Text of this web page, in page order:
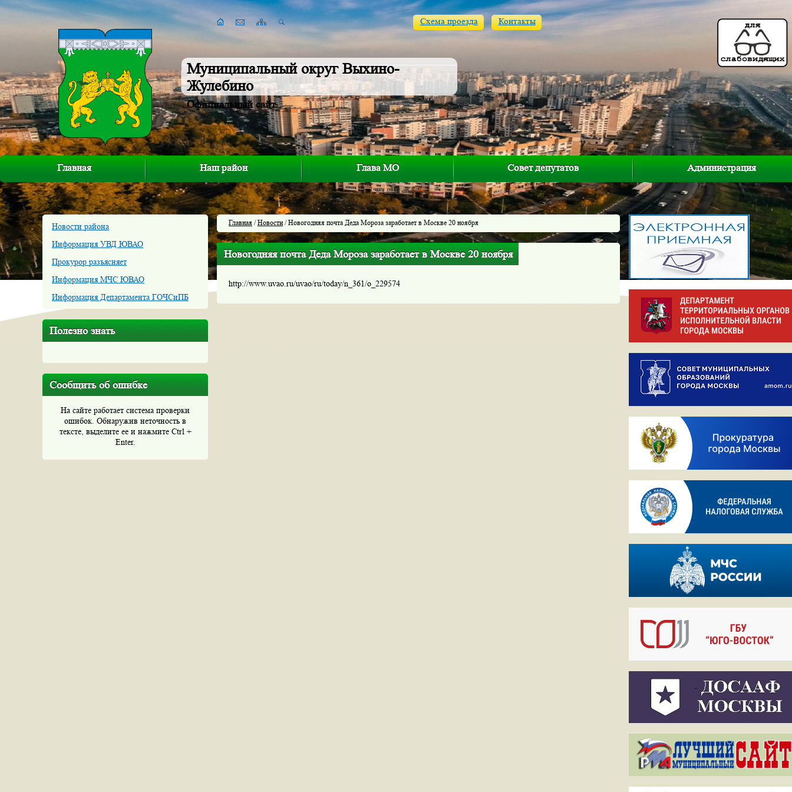
Муниципальный округ Выхино-
Жулебино
Официальный сайт
Схема проезда Контакты
Главная Наш район Глава МО Совет депутатов Администрация
Новости района
Информация УВД ЮВАО
Прокурор разъясняет
Информация МЧС ЮВАО
Информация Департамента ГОЧСиПБ
Полезно знать
Сообщить об ошибке
На сайте работает система проверки
ошибок. Обнаружив неточность в
тексте, выделите ее и нажмите Ctrl +
Enter.
Главная /Новости/ Новогодняя почта Деда Мороза заработает в Москве 20 ноября
Новогодняя почта Деда Мороза заработает в Москве 20 ноября
http://www.uvao.ru/uvao/ru/today/n_361/o_229574